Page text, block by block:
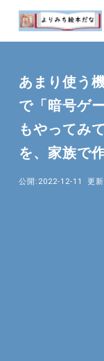
あまり使う
で「暗号ゲ
もやってみ
を、家族で
公開:2022-12-11 更